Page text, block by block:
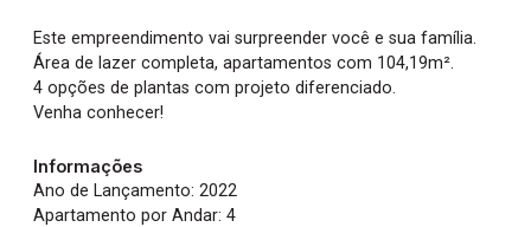
Este empreendimento vai surpreender você e sua família.
Área de lazer completa, apartamentos com 104,19m².
4 opções de plantas com projeto diferenciado.
Venha conhecer!
Informações
Ano de Lançamento: 2022
Apartamento por Andar: 4